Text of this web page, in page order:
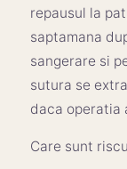
repausul la
saptamana
sangerare si
sutura se
daca operatia
Care sunt